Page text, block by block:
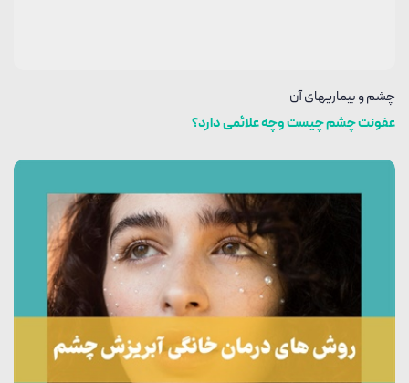
چشم و بیماریهای آن
عفونت چشم چیست وچه علائمی دارد؟